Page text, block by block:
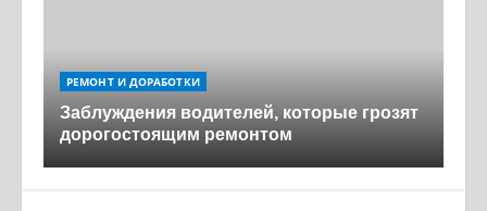
РЕМОНТ И ДОРАБОТКИ
Заблуждения водителей, которые грозят
дорогостоящим ремонтом